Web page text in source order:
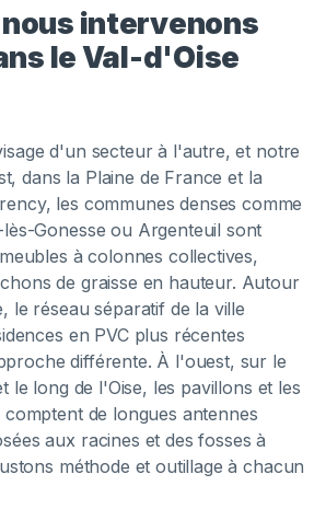
intervenons
le Val-d'Oise
d'un secteur à l'autre, et notre
dans la Plaine de France et la
les communes denses comme
Gonesse ou Argenteuil sont
à colonnes collectives,
de graisse en hauteur. Autour
le réseau séparatif de la ville
en PVC plus récentes
différente. À l'ouest, sur le
le long de l'Oise, les pavillons et les
comptent de longues antennes
aux racines et des fosses à
méthode et outillage à chacun